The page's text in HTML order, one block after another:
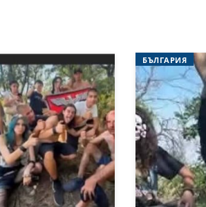
БЪЛГАРИЯ